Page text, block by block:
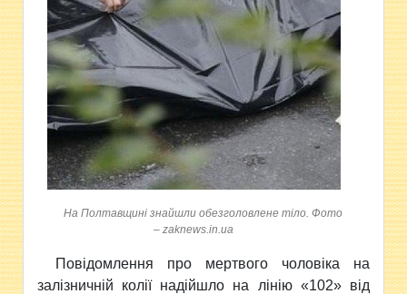
На Полтавщині знайшли обезголовлене тіло. Фото
– zaknews.in.ua
Повідомлення про мертвого чоловіка на
залізничній колії надійшло на лінію «102» від